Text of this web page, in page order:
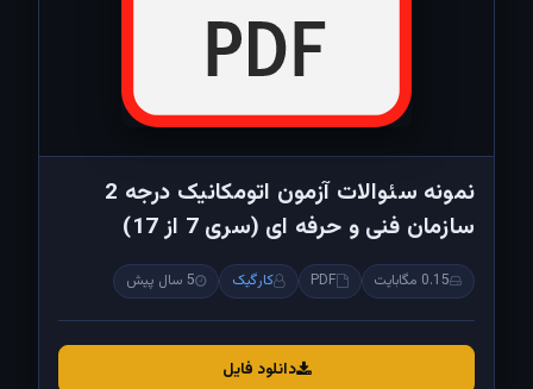
نمونه سئوالات آزمون اتومکانیک درجه 2
سازمان فنی و حرفه ای (سری 7 از 17)
0.15 مگابایت PDF کارگیک 5 سال پیش
دانلود فایل